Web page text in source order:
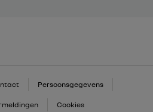
Persoonsgegevens
Cookies